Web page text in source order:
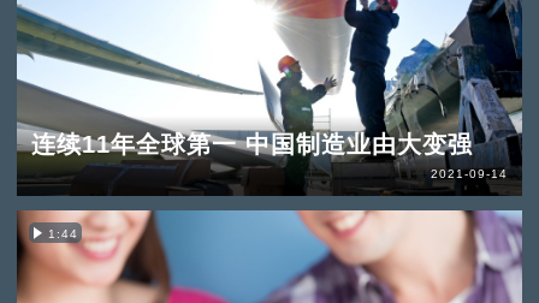
连续11年全球第一 中国制造业由大变强
2021-09-14
1:44